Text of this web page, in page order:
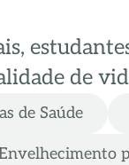
de
de Saúde